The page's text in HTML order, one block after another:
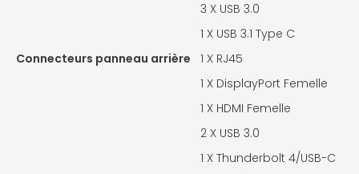
3 X USB 3.0
1 X USB 3.1 Type C
Connecteurs panneau arrière
1 X RJ45
1 X DisplayPort Femelle
1 X HDMI Femelle
2 X USB 3.0
1 X Thunderbolt 4/USB-C